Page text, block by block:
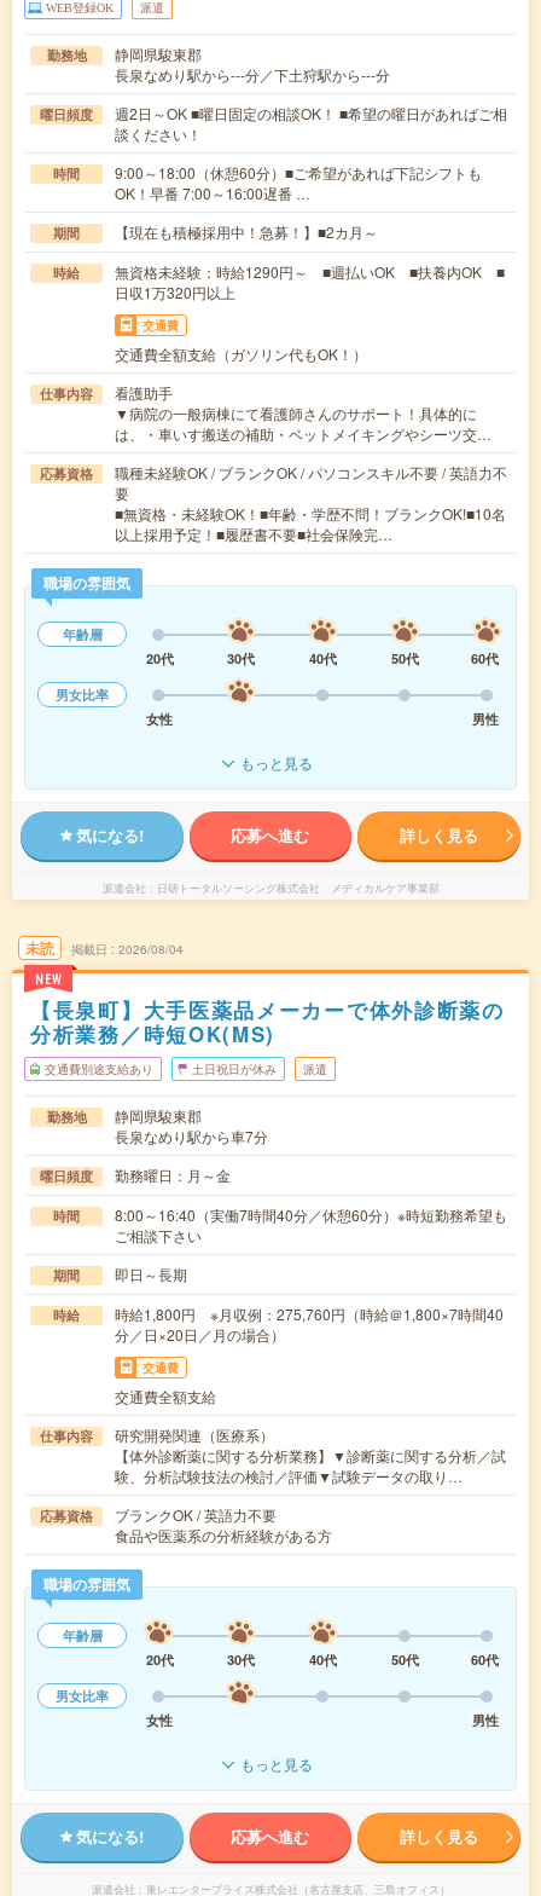
WEB登録OK 派遣
勤務地
静岡県駿東郡
長泉なめり駅から---分／下土狩駅から---分
曜日頻度
週2日～OK ■曜日固定の相談OK！ ■希望の曜日があればご相
談ください！
時間
9:00～18:00（休憩60分）■ご希望があれば下記シフトも
OK！早番 7:00～16:00遅番 …
期間 【現在も積極採用中！急募！】■2カ月～
時給
無資格未経験：時給1290円～ ■週払いOK ■扶養内OK ■
日収1万320円以上
交通費
交通費全額支給（ガソリン代もOK！）
仕事内容
看護助手
▼病院の一般病棟にて看護師さんのサポート！具体的に
は、・車いす搬送の補助・ベットメイキングやシーツ交…
応募資格
職種未経験OK / ブランクOK / パソコンスキル不要 / 英語力不
要
■無資格・未経験OK！■年齢・学歴不問！ブランクOK!■10名
以上採用予定！■履歴書不要■社会保険完…
職場の雰囲気
年齢層
20代
30代 40代 50代
60代
男女比率
女性
男性
もっと見る
気になる! 応募へ進む 詳しく見る
派遣会社 日研トータルソーシング株式会社 メディカルケア事業部
未読
NEW
掲載日 2026/08/04
【長泉町】大手医薬品メーカーで体外診断薬の
分析業務／時短OK(MS)
交通費別途支給あり 土日祝日が休み 派遣
勤務地
静岡県駿東郡
長泉なめり駅から車7分
曜日頻度 勤務曜日：月～金
時間
8:00～16:40（実働7時間40分／休憩60分）※時短勤務希望も
ご相談下さい
期間 即日～長期
時給
時給1,800円 ※月収例：275,760円（時給＠1,800×7時間40
分／日×20日／月の場合）
交通費
交通費全額支給
仕事内容
研究開発関連（医療系）
【体外診断薬に関する分析業務】▼診断薬に関する分析／試
験、分析試験技法の検討／評価▼試験データの取り…
応募資格
ブランクOK / 英語力不要
食品や医薬系の分析経験がある方
職場の雰囲気
年齢層
20代
30代 40代 50代
60代
男女比率
女性
男性
もっと見る
気になる! 応募へ進む 詳しく見る
派遣会社 東レエンタープライズ株式会社（名古屋支店、三島オフィス）